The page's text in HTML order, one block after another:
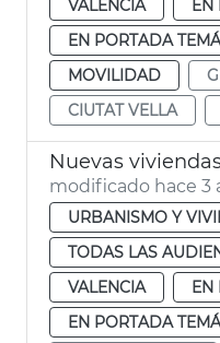
VALENCIA
EN
EN PORTADA
MOVILIDAD
CIUTAT VELLA
Nuevas
modificado hace 3
URBANISMO Y
TODAS LAS
VALENCIA
EN
EN PORTADA